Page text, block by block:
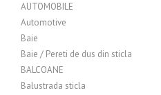
AUTOMOBILE
Automotive
Baie
Baie / Pereti de dus din sticla
BALCOANE
Balustrada sticla